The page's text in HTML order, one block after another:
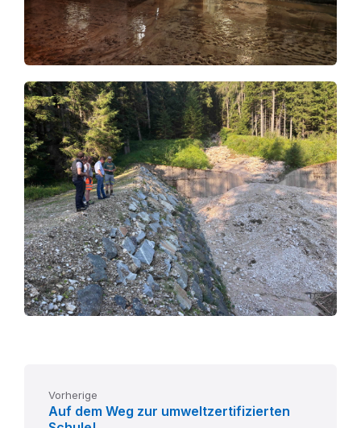
Vorherige
Auf dem Weg zur umweltzertifizierten